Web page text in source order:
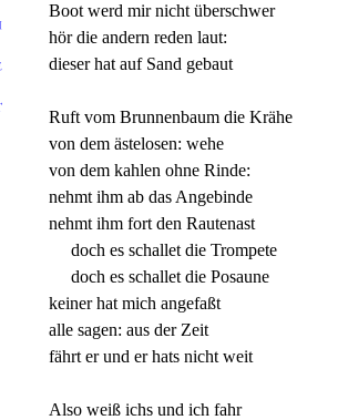
Boot werd mir nicht überschwer
hör die andern reden laut:
dieser hat auf Sand gebaut
Ruft vom Brunnenbaum die Krähe
von dem ästelosen: wehe
von dem kahlen ohne Rinde:
nehmt ihm ab das Angebinde
nehmt ihm fort den Rautenast
doch es schallet die Trompete
doch es schallet die Posaune
keiner hat mich angefaßt
alle sagen: aus der Zeit
fährt er und er hats nicht weit
Also weiß ichs und ich fahr